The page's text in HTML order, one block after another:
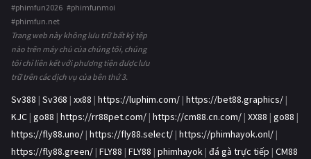
#phimfun2026 #phimfunmoi
#phimfun.net
Trang web này không lưu trữ bất kỳ tệp
nào trên máy chủ của chúng tôi, chúng
tôi chỉ liên kết với phương tiện được lưu
trữ trên các dịch vụ của bên thứ 3.
Sv388 | Sv368 | xx88 | https://luphim.com/ | https://bet88.graphics/ |
KJC | go88 | https://rr88pet.com/ | https://cm88.cn.com/ | XX88 | go88 |
https://fly88.uno/ | https://fly88.select/ | https://phimhayok.onl/ |
https://fly88.green/ | FLY88 | FLY88 | phimhayok | đá gà trực tiếp | CM88